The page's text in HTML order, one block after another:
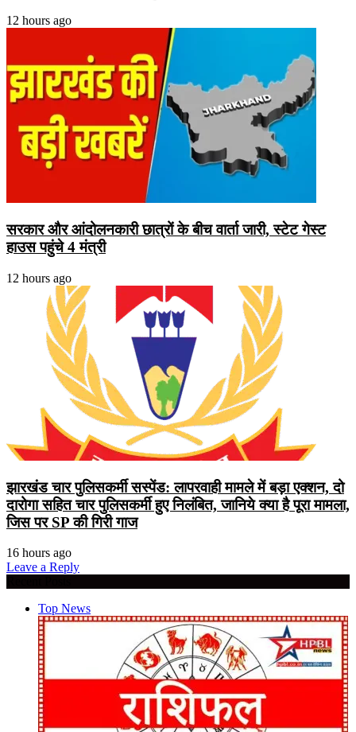
12 hours ago
सरकार और आंदोलनकारी छात्रों के बीच वार्ता जारी, स्टेट गेस्ट
हाउस पहुंचे 4 मंत्री
12 hours ago
झारखंड चार पुलिसकर्मी सस्पेंड: लापरवाही मामले में बड़ा एक्शन, दो
दारोगा सहित चार पुलिसकर्मी हुए निलंबित, जानिये क्या है पूरा मामला,
जिस पर SP की गिरी गाज
16 hours ago
Leave a Reply
Top News